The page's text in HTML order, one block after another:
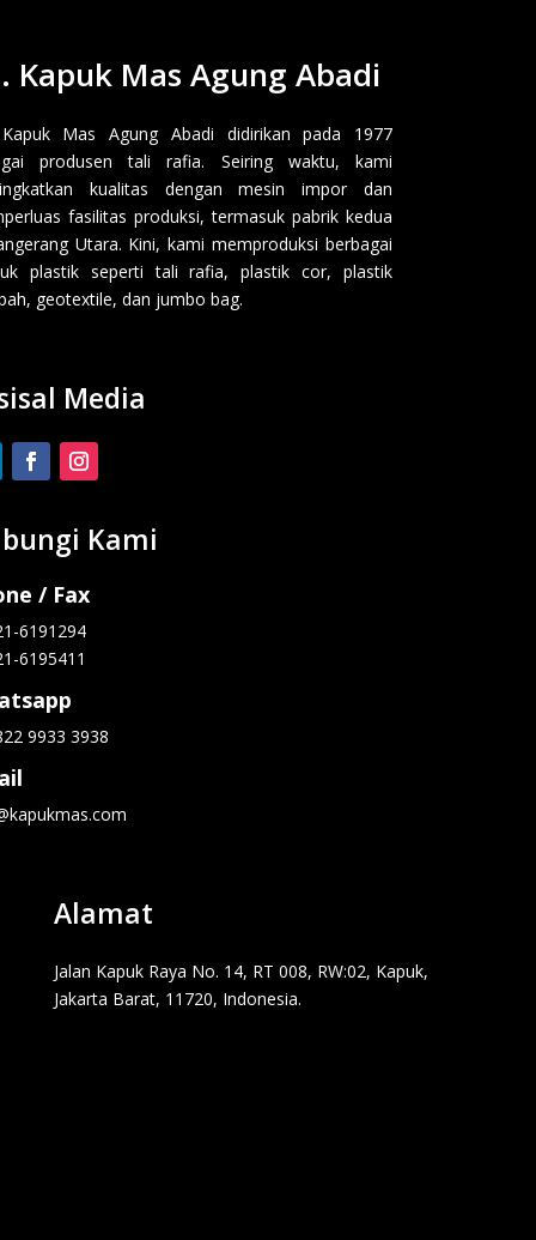
Kapuk Mas Agung Abadi
Mas Agung Abadi didirikan pada 1977
produsen tali rafia. Seiring waktu, kami
kualitas dengan mesin impor dan
fasilitas produksi, termasuk pabrik kedua
Utara. Kini, kami memproduksi berbagai
plastik seperti tali rafia, plastik cor, plastik
geotextile, dan jumbo bag.
Media
Kami
/ Fax
6191294
6195411
9933 3938
Alamat
Jalan Kapuk Raya No. 14, RT 008, RW:02, Kapuk,
Jakarta Barat, 11720, Indonesia.